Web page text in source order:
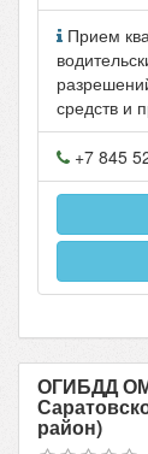
Прием
средств и
+7 845
ОГИБДД
район)